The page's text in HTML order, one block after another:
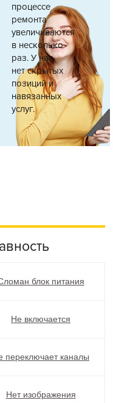
процессе
ремонта
увеличиваются
в несколько
раз. У нас
нет скрытых
позиций и
навязанных
услуг.
блок питания
Не включается
переключает каналы
Нет изображения